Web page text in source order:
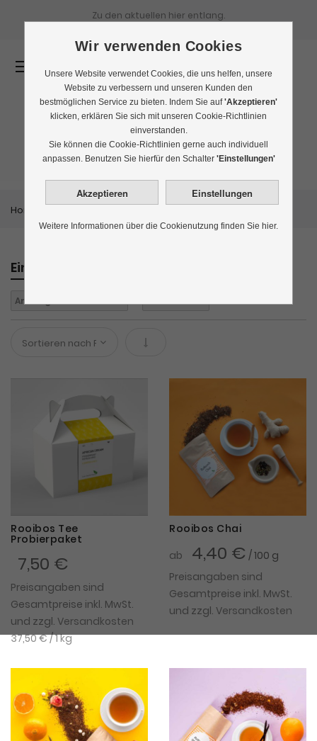
Zu den aktuellen hier entlang.
Tee-Geschenke
Home
Einkaufen nach
Anbaugebiet:
In absteigender Reihenfolge
Rooibos Tee
Probierpaket
7,50 €
Preisangaben sind
Gesamtpreise inkl. MwSt.
und zzgl. Versandkosten
37,50 €/ 1 kg
Rooibos Chai
ab
4,40 € / 100 g
Preisangaben sind
Gesamtpreise inkl. MwSt.
und zzgl. Versandkosten
Wir verwenden Cookies
Unsere Website verwendet Cookies, die uns helfen, unsere
Website zu verbessern und unseren Kunden den
bestmöglichen Service zu bieten. Indem Sie auf'Akzeptieren'
klicken, erklären Sie sich mit unseren Cookie-Richtlinien
einverstanden.
Sie können die Cookie-Richtlinien gerne auch individuell
anpassen. Benutzen Sie hierfür den Schalter 'Einstellungen'
Weitere Informationen über die Cookienutzung finden Sie hier.